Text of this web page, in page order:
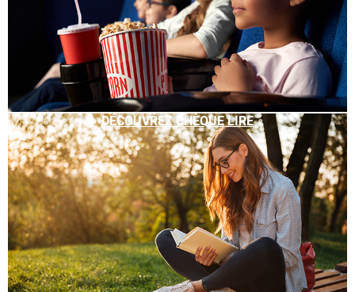
DÉCOUVREZ CHÈQUE LIRE